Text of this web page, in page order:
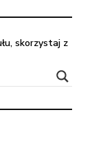
skorzystaj z